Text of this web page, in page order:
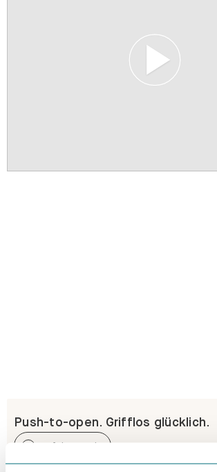
Push-to-open. Grifflos glücklich.
Erfahre mehr